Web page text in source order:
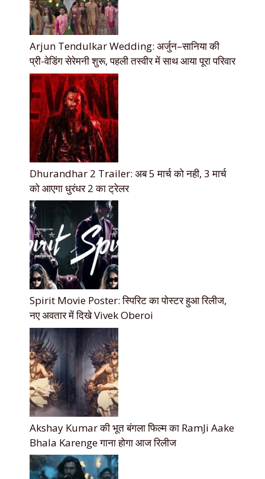
Arjun Tendulkar Wedding: अर्जुन–सानिया की
प्री-वेडिंग सेरेमनी शुरू, पहली तस्वीर में साथ आया पूरा परिवार
Dhurandhar 2 Trailer: अब 5 मार्च को नही, 3 मार्च
को आएगा धुरंधर 2 का ट्रेलर
Spirit Movie Poster: स्पिरिट का पोस्टर हुआ रिलीज,
नए अवतार में दिखे Vivek Oberoi
Akshay Kumar की भूत बंगला फिल्म का RamJi Aake
Bhala Karenge गाना होगा आज रिलीज